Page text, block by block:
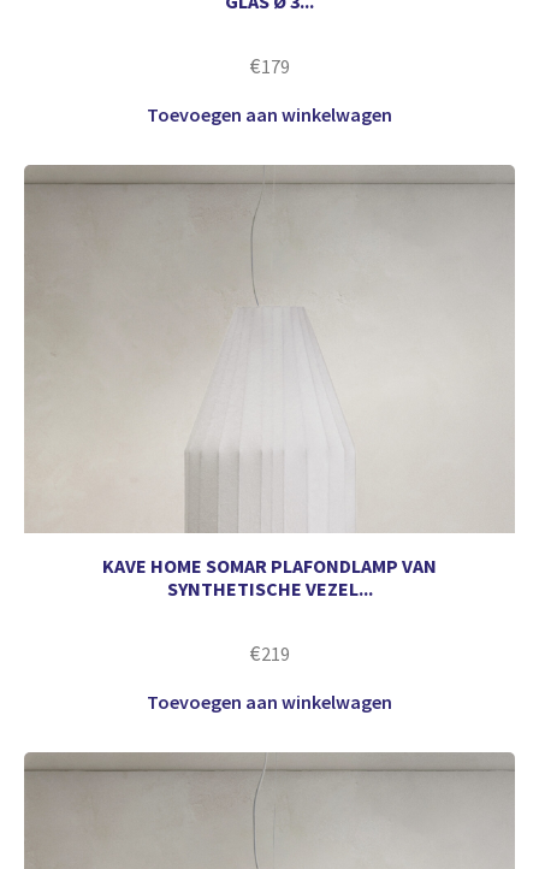
€179
Toevoegen aan winkelwagen
KAVE HOME SOMAR PLAFONDLAMP VAN
SYNTHETISCHE VEZEL...
€219
Toevoegen aan winkelwagen